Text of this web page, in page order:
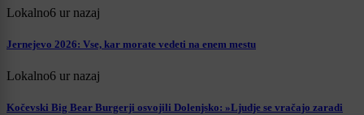
Lokalno6 ur nazaj
Jernejevo 2026: Vse, kar morate vedeti na enem mestu
Lokalno6 ur nazaj
Kočevski Big Bear Burgerji osvojili Dolenjsko: »Ljudje se vračajo zaradi